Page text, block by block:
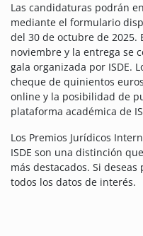
Las candidaturas podrán
mediante el formulario
del 30 de octubre de 2025.
noviembre y la entrega se
gala organizada por ISDE.
cheque de quinientos
online y la posibilidad de
plataforma académica de
Los Premios Jurídicos
ISDE son una distinción
más destacados. Si
todos los datos de interés.